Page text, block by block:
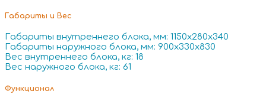
Габариты и Вес
Габариты внутреннего блока, мм: 1150x280x340
Габариты наружного блока, мм: 900x330x830
Вес внутреннего блока, кг: 18
Вес наружного блока, кг: 61
Функционал